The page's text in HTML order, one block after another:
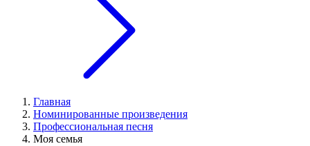
Главная
Номинированные произведения
Профессиональная песня
Моя семья